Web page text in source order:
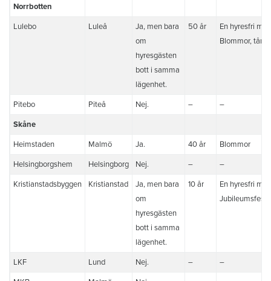
Norrbotten
Lulebo Luleå
Ja, men bara
om
hyresgästen
bott i samma
lägenhet.
50 år
En hyresfri
Blommor, tårta
Pitebo Piteå Nej. – –
Skåne
Heimstaden Malmö Ja. 40 år Blommor
Helsingborgshem Helsingborg Nej. – –
Kristianstadsbyggen Kristianstad
Ja, men bara
om
hyresgästen
bott i samma
lägenhet.
10 år
En hyresfri
Jubileumsfest
LKF Lund Nej. – –